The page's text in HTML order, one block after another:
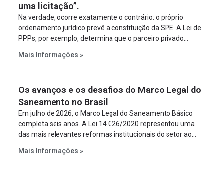
uma licitação”.
Na verdade, ocorre exatamente o contrário: o próprio
ordenamento jurídico prevê a constituição da SPE. A Lei de
PPPs, por exemplo, determina que o parceiro privado
empreendimento. Ou seja, a suposta “fraude à licitação” é
projeto a projeto.
Mais Informações »
Os avanços e os desafios do Marco Legal do
Saneamento no Brasil
Em julho de 2026, o Marco Legal do Saneamento Básico
completa seis anos. A Lei 14.026/2020 representou uma
das mais relevantes reformas institucionais do setor ao
serviços, ampliar a participação da iniciativa privada,
Mais Informações »